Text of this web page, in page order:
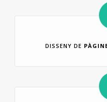
DISSENY DE